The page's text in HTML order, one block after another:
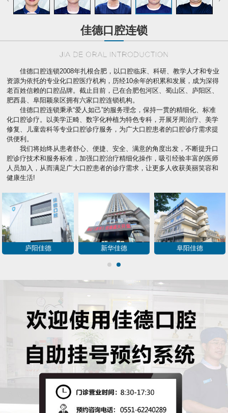
佳德口腔连锁
佳德口腔连锁2008年扎根合肥，以口腔临床、科研、教学人才和专业
资源为依托的专业化口腔医疗机构，历经10余年的积累和发展，成为深得
老百姓信赖的口腔品牌。截止目前，已在合肥包河区、蜀山区、庐阳区、
肥西县、阜阳颖泉区拥有六家口腔连锁机构。
佳德口腔连锁秉承“爱人如己”的服务理念，保持一贯的精细化、标准
化口腔诊疗。以美学正畸、数字化种植为特色专科，开展牙周治疗、美学
修复、儿童齿科等专业口腔诊疗服务，为广大口腔患者的口腔诊疗需求提
供便利。
我们将始终从患者舒心、便捷、安全、满意的角度出发，不断提升口
腔诊疗技术和服务标准，加强口腔治疗精细化操作，吸引经验丰富的医师
人员加入，从而满足广大口腔患者的诊疗需求，让更多人收获美丽笑容和
健康生活!
庐阳佳德 新华佳德 阜阳佳德